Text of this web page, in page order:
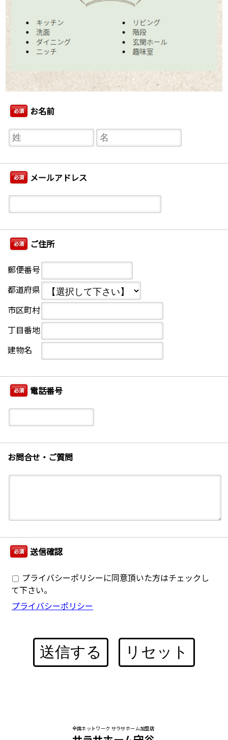
必須 お名前
必須 メールアドレス
必須 ご住所
郵便番号
都道府県
市区町村
丁目番地
建物名
必須 電話番号
お問合せ・ご質問
必須 送信確認
プライバシーポリシーに同意頂いた方はチェックし
て下さい。
プライバシーポリシー
送信する リセット
全国ネットワーク サラサホーム加盟店